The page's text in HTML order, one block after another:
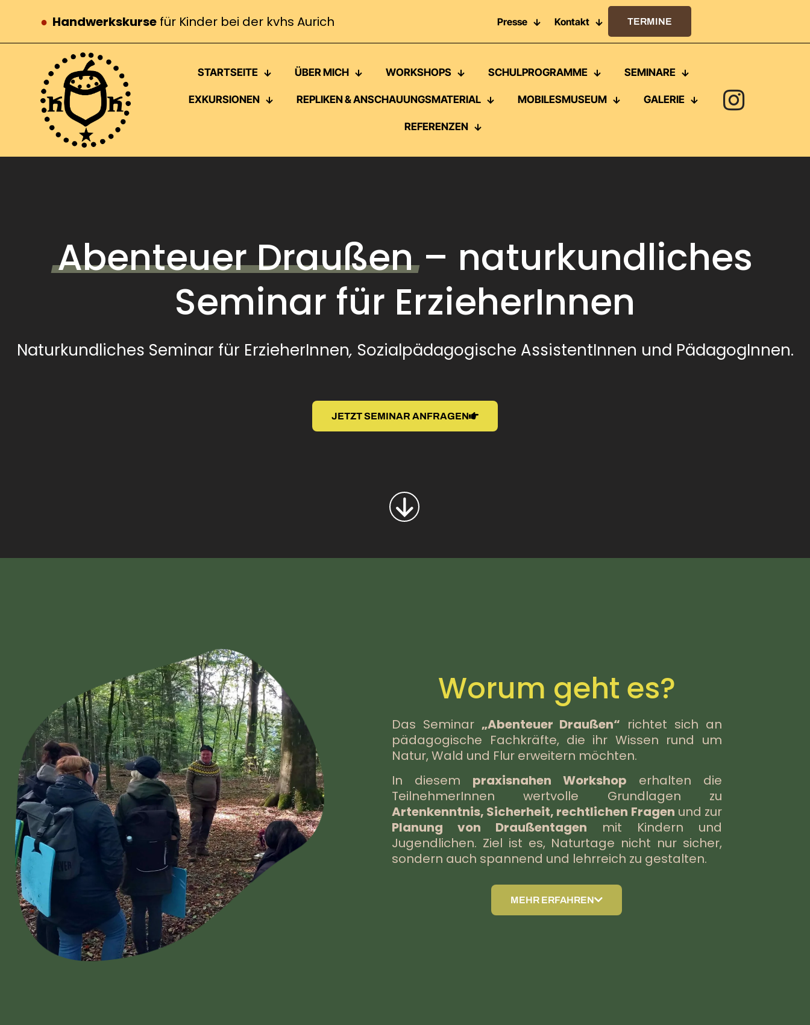
● Handwerkskurse für Kinder bei der kvhs Aurich Presse Kontakt TERMINE
STARTSEITE ÜBER MICH WORKSHOPS SCHULPROGRAMME SEMINARE
EXKURSIONEN REPLIKEN & ANSCHAUUNGSMATERIAL MOBILESMUSEUM GALERIE
REFERENZEN
AbenteuerDraußen– naturkundliches
Seminar für ErzieherInnen
Naturkundliches Seminar für ErzieherInnen, Sozialpädagogische AssistentInnen und PädagogInnen.
JETZT SEMINAR ANFRAGEN
Worum geht es?
Das Seminar „Abenteuer Draußen“ richtet sich an
pädagogische Fachkräfte, die ihr Wissen rund um
Natur, Wald und Flur erweitern möchten.
In diesem praxisnahen Workshop erhalten die
TeilnehmerInnen wertvolle Grundlagen zu
Artenkenntnis, Sicherheit, rechtlichen Fragen und zur
Planung von Draußentagen mit Kindern und
Jugendlichen. Ziel ist es, Naturtage nicht nur sicher,
sondern auch spannend und lehrreich zu gestalten.
MEHR ERFAHREN